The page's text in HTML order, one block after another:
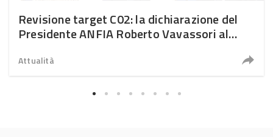
Revisione target C02: la dichiarazione del
Presidente ANFIA Roberto Vavassori al
Attualità